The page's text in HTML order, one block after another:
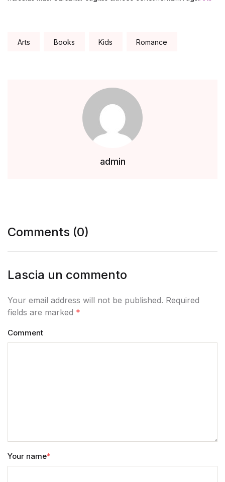
Tags:
Arts Books Kids Romance
admin
Comments (0)
Lascia un commento
Your email address will not be published. Required
fields are marked *
Comment
Your name*